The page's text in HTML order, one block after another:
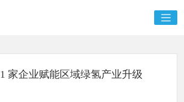
家企业赋能区域绿氢产业升级